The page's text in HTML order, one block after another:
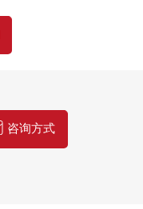
咨询方式